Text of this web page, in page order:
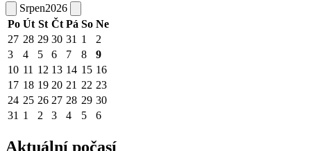
Srpen2026
Po Út St Čt Pá So Ne
27 28 29 30 31 1
2
3
4 5 6 7 8
9
10 11 12 13 14 15 16
17 18 19 20 21 22 23
24 25 26 27 28 29 30
31 1 2 3 4 5 6
Aktuální počasí